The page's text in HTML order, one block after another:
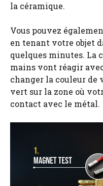
la céramique.
Vous pouvez
en tenant votre objet
quelques minutes. La
mains vont réagir
changer la couleur de
vert sur la zone où
contact avec le métal.